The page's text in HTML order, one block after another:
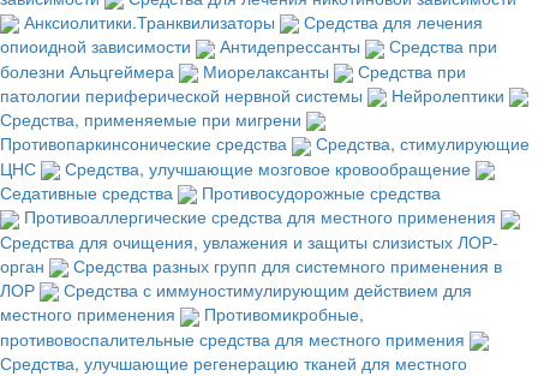
Анксиолитики.Транквилизаторы
Средства для лечения
опиоидной зависимости
Антидепрессанты
Средства при
болезни Альцгеймера
Миорелаксанты
Средства при
патологии периферической нервной системы
Нейролептики
Средства, применяемые при мигрени
Противопаркинсонические средства
Средства, стимулирующие
ЦНС
Средства, улучшающие мозговое кровообращение
Седативные средства
Противосудорожные средства
Противоаллергические средства для местного применения
Средства для очищения, увлажения и защиты слизистых ЛОР-
орган
Средства разных групп для системного применения в
ЛОР
Средства с иммуностимулирующим действием для
местного применения
Противомикробные,
противовоспалительные средства для местного примения
Средства, улучшающие регенерацию тканей для местного